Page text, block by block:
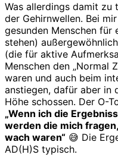
Was allerdings damit zu
der Gehirnwellen. Bei
gesunden Menschen für
stehen)
(die für aktive
Menschen den „Normal
waren und auch beim
anstiegen, dafür aber in
Höhe schossen. Der O-
„Wenn ich die
werden die mich
wach waren“ 😅 Die
AD(H)S typisch.